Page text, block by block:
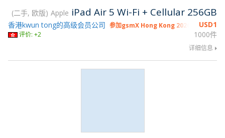
二手, 欧版 Apple iPad Air 5 Wi-Fi + Cellular 256GB
USD1
1000件
香港kwun tong的高级会员公司 参加gsmX Hong Kong 2026
评价: +2
详细信息